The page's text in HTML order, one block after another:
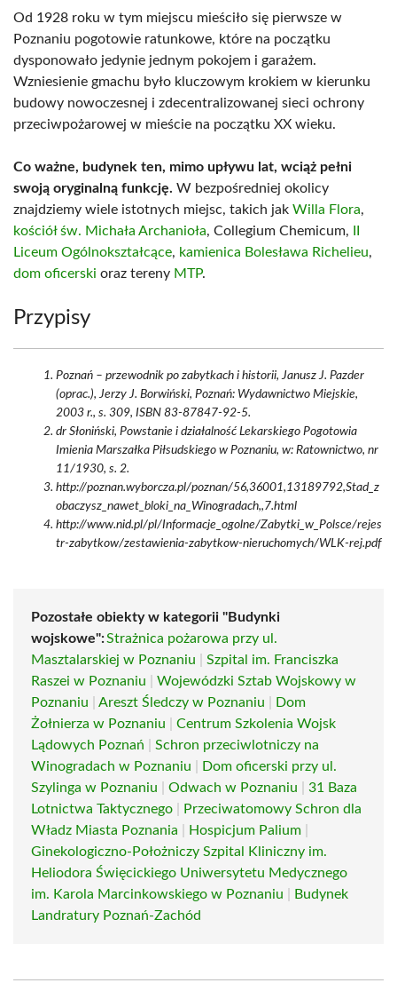
Od 1928 roku w tym miejscu mieściło się pierwsze w
Poznaniu pogotowie ratunkowe, które na początku
dysponowało jedynie jednym pokojem i garażem.
Wzniesienie gmachu było kluczowym krokiem w kierunku
budowy nowoczesnej i zdecentralizowanej sieci ochrony
przeciwpożarowej w mieście na początku XX wieku.
Co ważne, budynek ten, mimo upływu lat, wciąż pełni
swoją oryginalną funkcję. W bezpośredniej okolicy
znajdziemy wiele istotnych miejsc, takich jak Willa Flora,
kościół św. Michała Archanioła, Collegium Chemicum,
Liceum Ogólnokształcące, kamienica Bolesława Richelieu,
dom oficerski oraz tereny MTP.
Przypisy
Poznań – przewodnik po zabytkach i historii, Janusz J. Pazder
(oprac.), Jerzy J. Borwiński, Poznań: Wydawnictwo Miejskie,
2003 r., s. 309, ISBN 83-87847-92-5.
dr Słoniński, Powstanie i działalność Lekarskiego Pogotowia
Imienia Marszałka Piłsudskiego w Poznaniu, w: Ratownictwo, nr
11/1930, s. 2.
http://poznan.wyborcza.pl/poznan/56,36001,13189792,Stad_z
obaczysz_nawet_bloki_na_Winogradach,,7.html
http://www.nid.pl/pl/Informacje_ogolne/Zabytki_w_Polsce/rejes
tr-zabytkow/zestawienia-zabytkow-nieruchomych/WLK-rej.pdf
Pozostałe obiekty w kategorii "Budynki
wojskowe":Strażnica pożarowa przy ul.
Masztalarskiej w Poznaniu
Szpital im. Franciszka
Raszei w Poznaniu
Wojewódzki Sztab Wojskowy w
Poznaniu
Areszt Śledczy w Poznaniu
Dom
Żołnierza w Poznaniu
Centrum Szkolenia Wojsk
Lądowych Poznań
Schron przeciwlotniczy na
Winogradach w Poznaniu
Dom oficerski przy ul.
Szylinga w Poznaniu
Odwach w Poznaniu
31 Baza
Lotnictwa Taktycznego
Przeciwatomowy Schron dla
Władz Miasta Poznania
Hospicjum Palium
Ginekologiczno-Położniczy Szpital Kliniczny im.
Heliodora Święcickiego Uniwersytetu Medycznego
im. Karola Marcinkowskiego w Poznaniu
Budynek
Landratury Poznań-Zachód